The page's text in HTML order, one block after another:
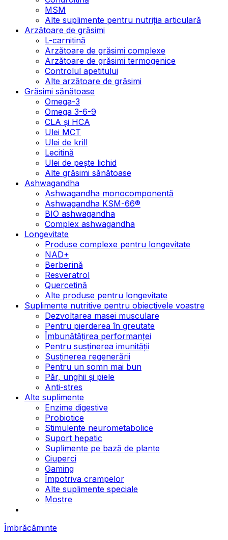
MSM
Alte suplimente pentru nutriția articulară
Arzătoare de grăsimi
L-carnitină
Arzătoare de grăsimi complexe
Arzătoare de grăsimi termogenice
Controlul apetitului
Alte arzătoare de grăsimi
Grăsimi sănătoase
Omega-3
Omega 3-6-9
CLA şi HCA
Ulei MCT
Ulei de krill
Lecitină
Ulei de pește lichid
Alte grăsimi sănătoase
Ashwagandha
Ashwagandha monocomponentă
Ashwagandha KSM-66®
BIO ashwagandha
Complex ashwagandha
Longevitate
Produse complexe pentru longevitate
NAD+
Berberină
Resveratrol
Quercetină
Alte produse pentru longevitate
Suplimente nutritive pentru obiectivele voastre
Dezvoltarea masei musculare
Pentru pierderea în greutate
Îmbunătățirea performanței
Pentru susținerea imunității
Susținerea regenerării
Pentru un somn mai bun
Păr, unghii și piele
Anti-stres
Alte suplimente
Enzime digestive
Probiotice
Stimulente neurometabolice
Suport hepatic
Suplimente pe bază de plante
Ciuperci
Gaming
Împotriva crampelor
Alte suplimente speciale
Mostre
Îmbrăcăminte